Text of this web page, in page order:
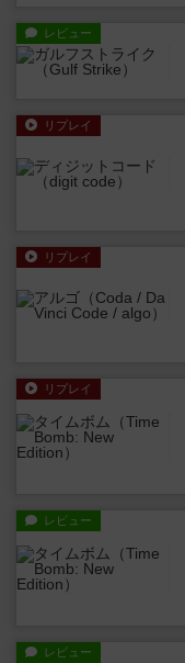
レビュー
リプレイ
リプレイ
リプレイ
レビュー
レビュー